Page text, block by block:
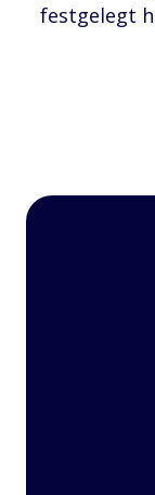
festgelegt